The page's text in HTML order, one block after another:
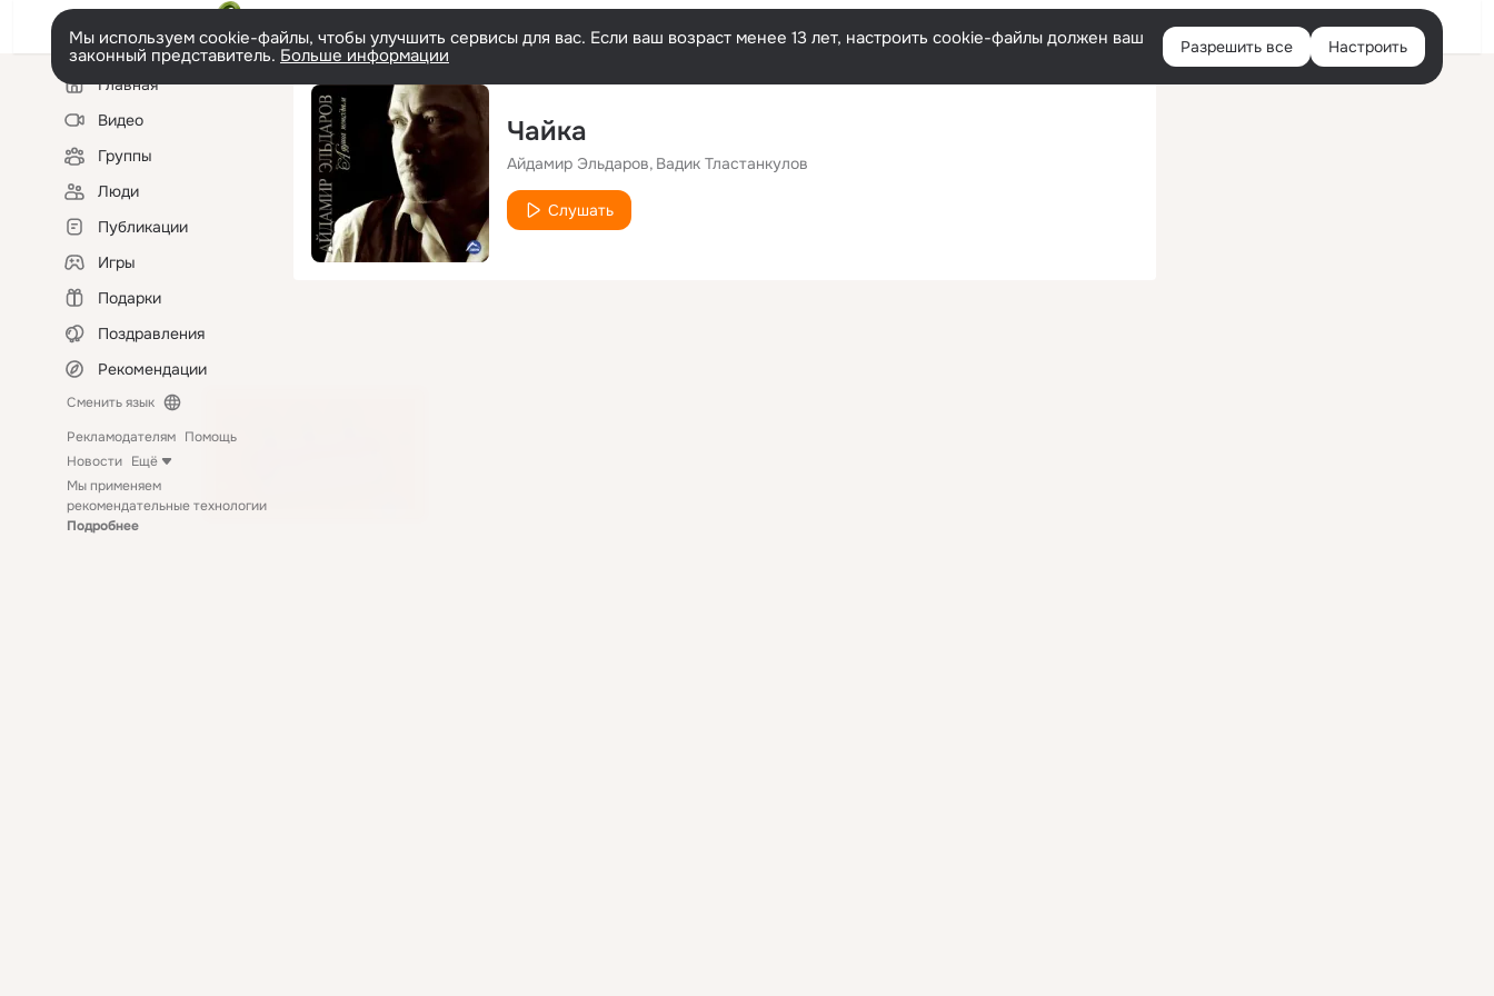
Войти
Мы используем cookie-файлы, чтобы улучшить сервисы для вас. Если ваш возраст менее 13 лет, настроить cookie-файлы должен ваш
законный представитель. Больше информации Разрешить все Настроить
Левая
колонкаГлавная
Видео
Группы
Люди
Публикации
Игры
Подарки
Поздравления
Рекомендации
Сменить язык
Рекламодателям Помощь
Новости Ещё
Мы применяем
рекомендательные технологии
Подробнее
Чайка
Айдамир Эльдаров Вадик Тластанкулов
Слушать